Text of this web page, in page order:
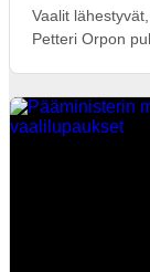
Vaalit
Petteri Orpon